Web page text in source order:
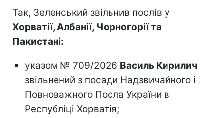
Так, Зеленський звільнив послів у
Хорватії, Албанії, Чорногорії та
Пакистані:
указом № 709/2026 Василь Кирилич
звільнений з посади Надзвичайного і
Повноважного Посла України в
Республіці Хорватія;